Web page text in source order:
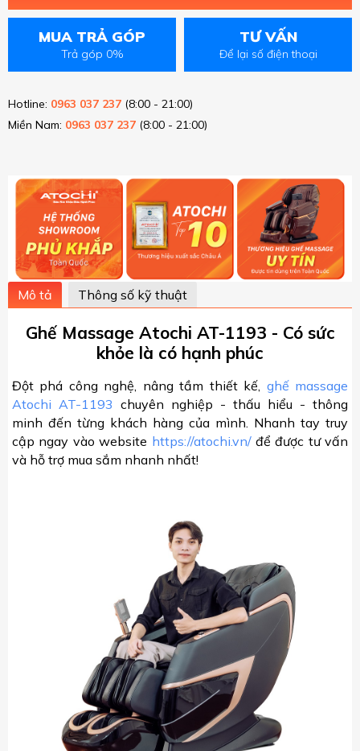
MUA TRẢ GÓP
Trả góp 0%
TƯ VẤN
Để lại số điện thoại
Hotline: 0963 037 237 (8:00 - 21:00)
Miền Nam: 0963 037 237 (8:00 - 21:00)
Mô tả Thông số kỹ thuật
Ghế Massage Atochi AT-1193 - Có sức
khỏe là có hạnh phúc
Đột phá công nghệ, nâng tầm thiết kế, ghế massage
Atochi AT-1193 chuyên nghiệp - thấu hiểu - thông
minh đến từng khách hàng của mình. Nhanh tay truy
cập ngay vào website https://atochi.vn/để được tư vấn
và hỗ trợ mua sắm nhanh nhất!